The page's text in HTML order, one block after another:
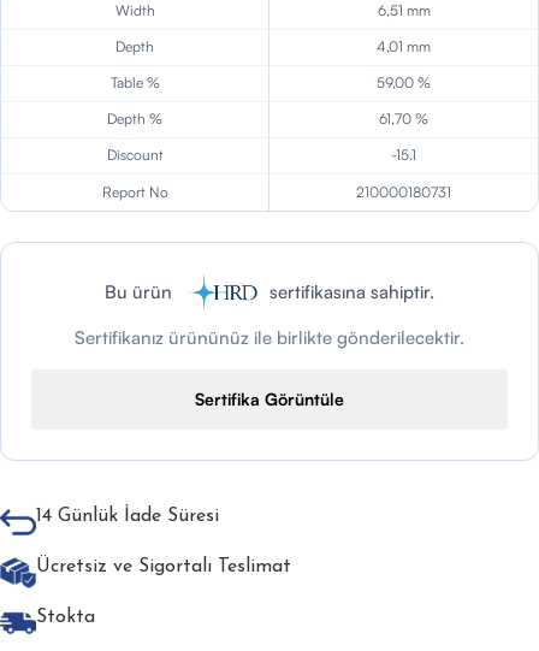
Width
6,51 mm
Depth
4,01 mm
Table %
59,00 %
Depth %
61,70 %
Discount
-15.1
Report No 210000180731
Bu ürün
sertifikasına sahiptir.
Sertifikanız ürününüz ile birlikte gönderilecektir.
Sertifika Görüntüle
14 Günlük İade Süresi
Ücretsiz ve Sigortalı Teslimat
Stokta